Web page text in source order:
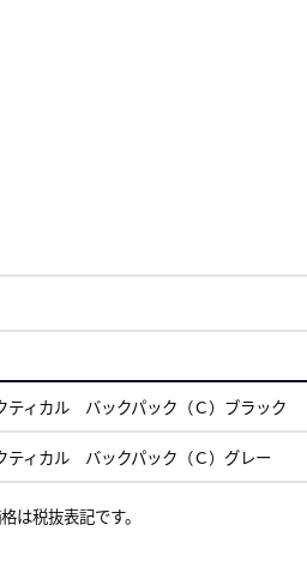
ィカル バックパック（Ｃ）ブラック
ィカル バックパック（Ｃ）グレー
は税抜表記です。